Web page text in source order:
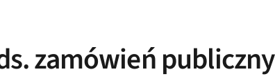
zamówień